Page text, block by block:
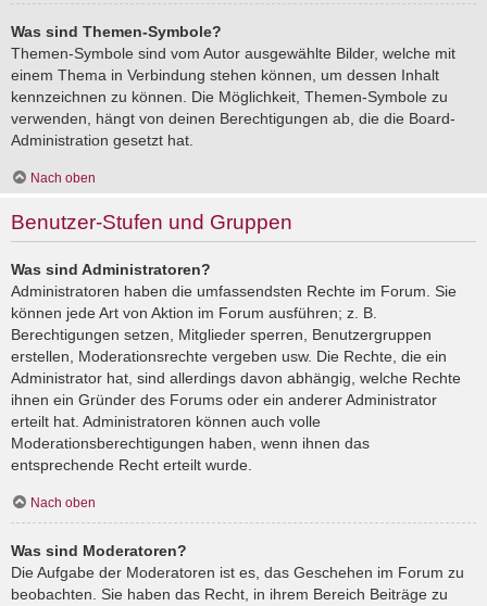
Was sind Themen-Symbole?
Themen-Symbole sind vom Autor ausgewählte Bilder, welche mit
einem Thema in Verbindung stehen können, um dessen Inhalt
kennzeichnen zu können. Die Möglichkeit, Themen-Symbole zu
verwenden, hängt von deinen Berechtigungen ab, die die Board-
Administration gesetzt hat.
Nach oben
Benutzer-Stufen und Gruppen
Was sind Administratoren?
Administratoren haben die umfassendsten Rechte im Forum. Sie
können jede Art von Aktion im Forum ausführen; z. B.
Berechtigungen setzen, Mitglieder sperren, Benutzergruppen
erstellen, Moderationsrechte vergeben usw. Die Rechte, die ein
Administrator hat, sind allerdings davon abhängig, welche Rechte
ihnen ein Gründer des Forums oder ein anderer Administrator
erteilt hat. Administratoren können auch volle
Moderationsberechtigungen haben, wenn ihnen das
entsprechende Recht erteilt wurde.
Nach oben
Was sind Moderatoren?
Die Aufgabe der Moderatoren ist es, das Geschehen im Forum zu
beobachten. Sie haben das Recht, in ihrem Bereich Beiträge zu